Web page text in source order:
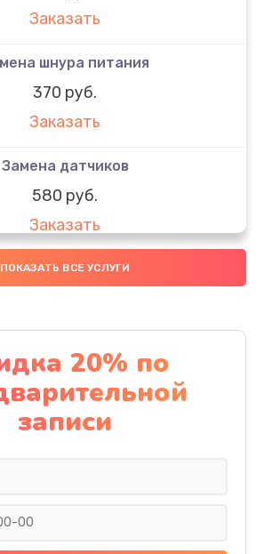
Заказать
шнура питания
370 руб.
Заказать
Замена датчиков
580 руб.
Заказать
чистка
Заказать
дисплея (экрана)
2000 руб.
Заказать
платы электроники
ПОКАЗАТЬ ВСЕ УСЛУГИ
20% по
записи